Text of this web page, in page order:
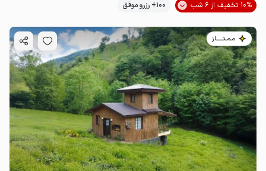
10% تخفیف از 6 شب
100+ رزرو موفق
مـمـتــــــاز